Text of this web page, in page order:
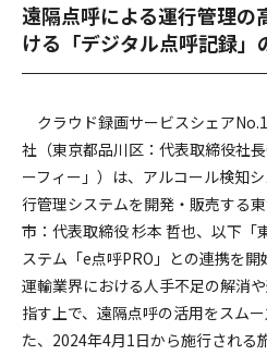
サステナビリティ
IR情報
採用情報
遠隔点呼による運行管理の
ける「デジタル点呼記録」
クラウド録画サービスシェアNo.1
社（東京都品川区：代表取締役社
ーフィー」）は、アルコール検知
行管理システムを開発・販売する
市：代表取締役 杉本 哲也、以下「
ステム「e点呼PRO」との連携を開
運輸業界における人手不足の解消
指す上で、遠隔点呼の活用をスム
た、2024年4月1日から施行される